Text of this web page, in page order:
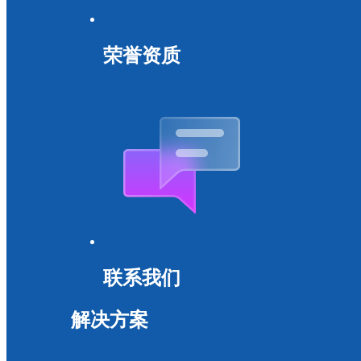
荣誉资质
联系我们
解决方案